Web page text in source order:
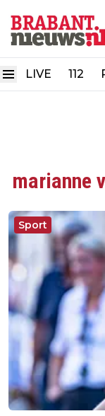
LIVE 112
marianne
Sport